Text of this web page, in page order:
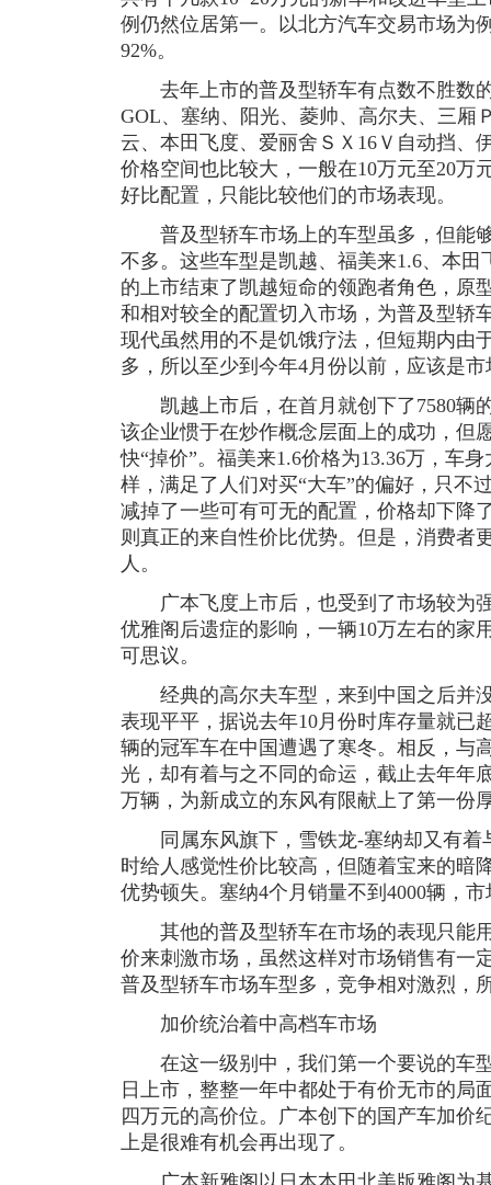
例仍然位居第一。以北方汽车交易市场为
92%。
去年上市的普及型轿车有点数不胜数
GOL、塞纳、阳光、菱帅、高尔夫、三厢
云、本田飞度、爱丽舍ＳＸ16Ｖ自动挡、
价格空间也比较大，一般在10万元至20万
好比配置，只能比较他们的市场表现。
普及型轿车市场上的车型虽多，但能
不多。这些车型是凯越、福美来1.6、本
的上市结束了凯越短命的领跑者角色，原
和相对较全的配置切入市场，为普及型轿
现代虽然用的不是饥饿疗法，但短期内由
多，所以至少到今年4月份以前，应该是
凯越上市后，在首月就创下了7580辆
该企业惯于在炒作概念层面上的成功，但
快“掉价”。福美来1.6价格为13.36万，车
样，满足了人们对买“大车”的偏好，只不
减掉了一些可有可无的配置，价格却下降
则真正的来自性价比优势。但是，消费者
人。
广本飞度上市后，也受到了市场较为
优雅阁后遗症的影响，一辆10万左右的家
可思议。
经典的高尔夫车型，来到中国之后并
表现平平，据说去年10月份时库存量就已
辆的冠军车在中国遭遇了寒冬。相反，与
光，却有着与之不同的命运，截止去年年
万辆，为新成立的东风有限献上了第一份
同属东风旗下，雪铁龙-塞纳却又有着
时给人感觉性价比较高，但随着宝来的暗
优势顿失。塞纳4个月销量不到4000辆，
其他的普及型轿车在市场的表现只能
价来刺激市场，虽然这样对市场销售有一
普及型轿车市场车型多，竞争相对激烈，
加价统治着中高档车市场
在这一级别中，我们第一个要说的车型
日上市，整整一年中都处于有价无市的局
四万元的高价位。广本创下的国产车加价
上是很难有机会再出现了。